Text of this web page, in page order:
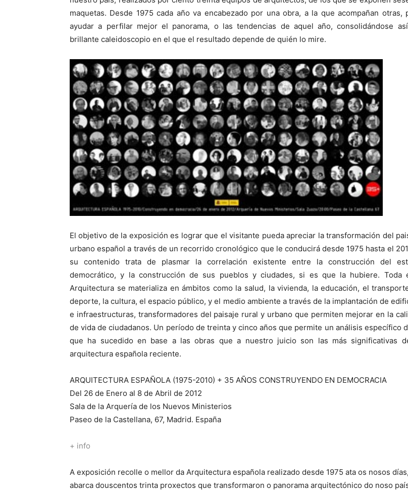
maquetas. Desde 1975 cada año va encabezado por una obra, a la que acompañan otras,
ayudar a perfilar mejor el panorama, o las tendencias de aquel año, consolidándose
brillante caleidoscopio en el que el resultado depende de quién lo mire.
El objetivo de la exposición es lograr que el visitante pueda apreciar la transformación del
urbano español a través de un recorrido cronológico que le conducirá desde 1975 hasta el
su contenido trata de plasmar la correlación existente entre la construcción del
democrático, y la construcción de sus pueblos y ciudades, si es que la hubiere. Toda
Arquitectura se materializa en ámbitos como la salud, la vivienda, la educación, el
deporte, la cultura, el espacio público, y el medio ambiente a través de la implantación de
e infraestructuras, transformadores del paisaje rural y urbano que permiten mejorar en la
de vida de ciudadanos. Un período de treinta y cinco años que permite un análisis específico
que ha sucedido en base a las obras que a nuestro juicio son las más significativas
arquitectura española reciente.
ARQUITECTURA ESPAÑOLA (1975-2010) + 35 AÑOS CONSTRUYENDO EN DEMOCRACIA
Del 26 de Enero al 8 de Abril de 2012
Sala de la Arquería de los Nuevos Ministerios
Paseo de la Castellana, 67, Madrid. España
+ info
A exposición recolle o mellor da Arquitectura española realizado desde 1975 ata os nosos días,
abarca douscentos trinta proxectos que transformaron o panorama arquitectónico do noso